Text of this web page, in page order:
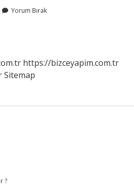
Yorum Bırak
https://bizceyapim.com.tr
Sitemap
?